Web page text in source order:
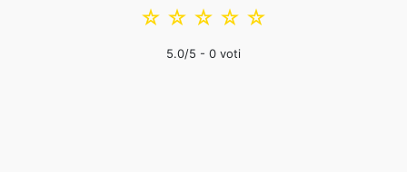
☆
☆
☆
☆
☆
5.0/5 - 0 voti